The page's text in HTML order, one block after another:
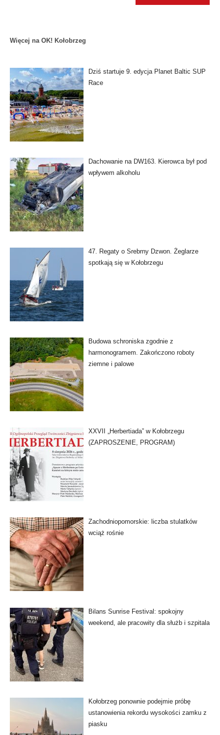
Więcej na OK! Kołobrzeg
Dziś startuje 9. edycja Planet Baltic SUP
Race
Dachowanie na DW163. Kierowca był pod
wpływem alkoholu
47. Regaty o Srebrny Dzwon. Żeglarze
spotkają się w Kołobrzegu
Budowa schroniska zgodnie z
harmonogramem. Zakończono roboty
ziemne i palowe
XXVII „Herbertiada” w Kołobrzegu
(ZAPROSZENIE, PROGRAM)
Zachodniopomorskie: liczba stulatków
wciąż rośnie
Bilans Sunrise Festival: spokojny
weekend, ale pracowity dla służb i szpitala
Kołobrzeg ponownie podejmie próbę
ustanowienia rekordu wysokości zamku z
piasku